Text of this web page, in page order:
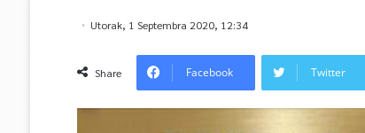
Utorak, 1 Septembra 2020, 12:34
Share Facebook Twitter